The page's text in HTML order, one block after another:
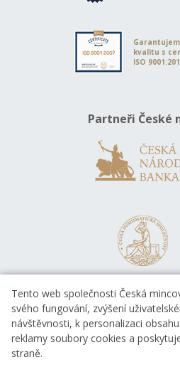
kvalitu s
ISO
Partneři České
Tento web společnosti Česká
svého fungování, zvýšení
návštěvnosti, k personalizaci
reklamy soubory cookies a
straně.